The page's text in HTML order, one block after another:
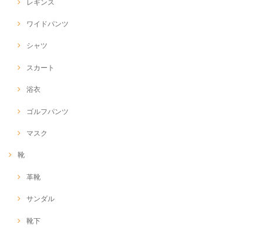
レギンス
ワイドパンツ
シャツ
スカート
浴衣
ゴルフパンツ
マスク
靴
革靴
サンダル
靴下